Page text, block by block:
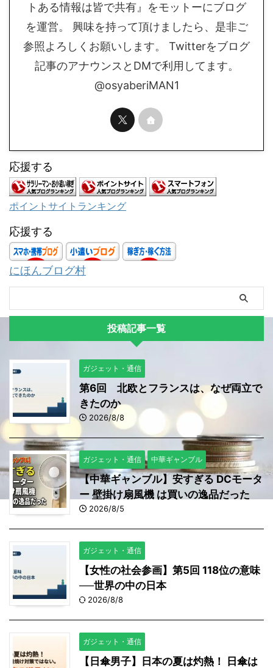
トある情報は皆で共有』をモットーにブログ
を運営。 興味を持って頂けましたら、是非ご
参照よろしくお願いします。 Twitterをブログ
記事のアナウンスとDMで利用してます。
@osyaberiMAN1
応援する
ポイントサイトランキング
応援する
にほんブログ村
投稿記事一覧
ガジェット・通信
第6回 北欧とフランスは、なぜ両立で
きたのか
2026/8/8
ガジェット・通信 中華ギャンブル
【中華ギャンブル】安すぎる DCモータ
ー 壁掛け扇風機 は買いの逸品だった
2026/8/5
ガジェット・通信
【女性の社会参画】第5回 118位の意味
──世界の中の日本
2026/8/8
ガジェット・通信
【日傘男子】日本の夏は灼熱！ 日傘は